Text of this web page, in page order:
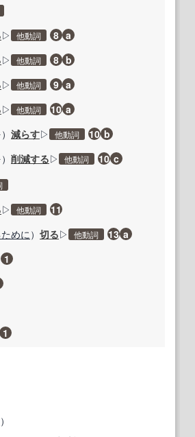
▷ 他動詞 8 a
▷ 他動詞 8 b
▷ 他動詞 9 a
▷ 他動詞 10 a
減らす▷ 他動詞 10 b
削減する▷ 他動詞 10 c
▷ 他動詞
11
めに） 切る▷ 他動詞 13 a
1
1
）